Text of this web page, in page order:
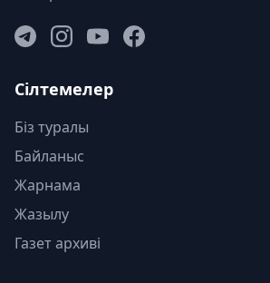
Сілтемелер
Біз туралы
Байланыс
Жарнама
Жазылу
Газет архиві